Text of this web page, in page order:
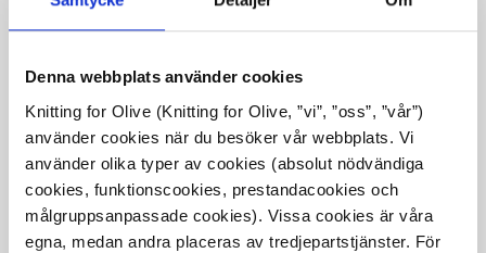
Denna webbplats använder cookies
Knitting for Olive (Knitting for Olive, ”vi”, ”oss”, ”vår”)
använder cookies när du besöker vår webbplats. Vi
använder olika typer av cookies (absolut nödvändiga
cookies, funktionscookies, prestandacookies och
målgruppsanpassade cookies). Vissa cookies är våra
egna, medan andra placeras av tredjepartstjänster. För
KNITTING FOR OLIVE
COMPATIBLE CASHMERE -
NAVY BLUE
SALE PRICE
€15,40
KNITTING FOR OLIVE
COMPATIBLE CASHMERE -
POPPY BLUE
SALE PRICE
€15,40